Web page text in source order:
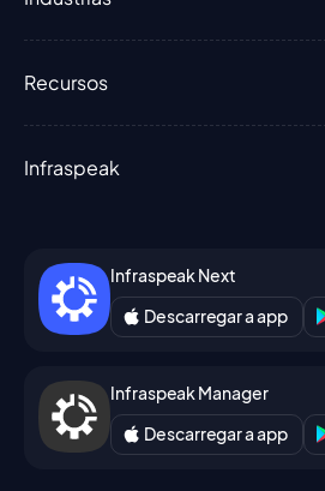
Recursos
Infraspeak
Infraspeak Next
Descarregar a app
Infraspeak Manager
Descarregar a app